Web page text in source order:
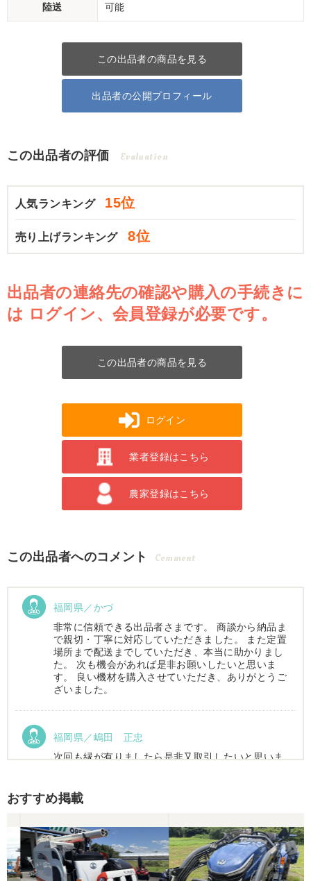
陸送 可能
この出品者の商品を見る
出品者の公開プロフィール
この出品者の評価 Evaluation
人気ランキング 15位
売り上げランキング 8位
出品者の連絡先の確認や購入の手続きに
は ログイン、会員登録が必要です。
この出品者の商品を見る
ログイン
業者登録はこちら
農家登録はこちら
この出品者へのコメント Comment
福岡県／かづ
非常に信頼できる出品者さまです。 商談から納品ま
で親切・丁寧に対応していただきました。 また定置
場所まで配送までしていただき、本当に助かりまし
た。 次も機会があれば是非お願いしたいと思いま
す。 良い機材を購入させていただき、ありがとうご
ざいました。
福岡県／嶋田 正忠
次回も縁が有りましたら是非又取引したいと思いま
色々と農機具屋さんと取引してきましたが、とても
親切で信頼のおける業者様でした。 これからもお付
き合いしたいと、思います。 有り難うございまし
た。
おすすめ掲載